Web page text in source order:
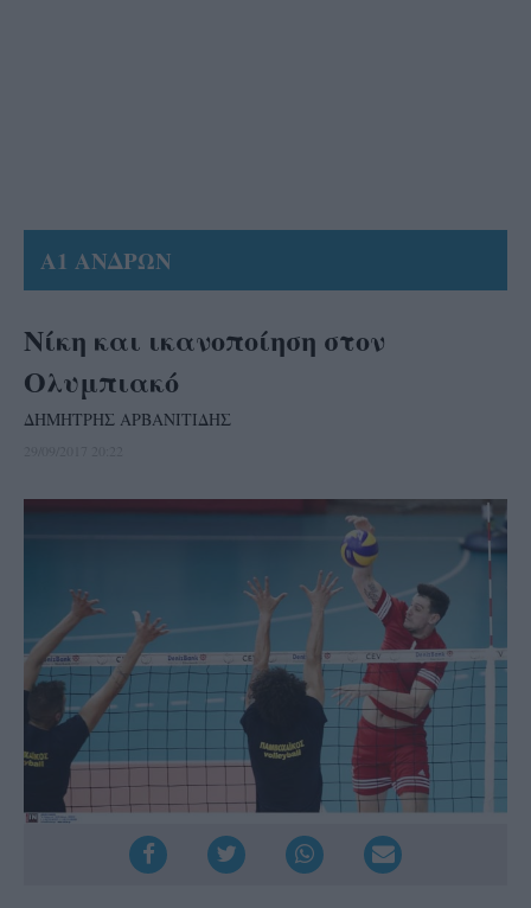
Α1 ΑΝΔΡΩΝ
Νίκη και ικανοποίηση στον
Ολυμπιακό
ΔΗΜΗΤΡΗΣ ΑΡΒΑΝΙΤΙΔΗΣ